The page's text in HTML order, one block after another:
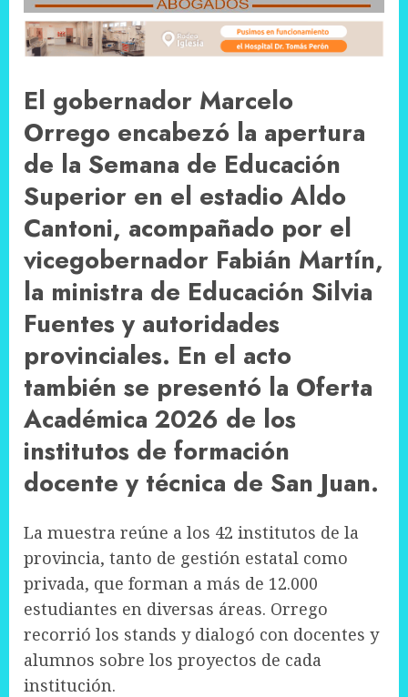
El gobernador Marcelo
Orrego encabezó la apertura
de la Semana de Educación
Superior en el estadio Aldo
Cantoni, acompañado por el
vicegobernador Fabián Martín,
la ministra de Educación Silvia
Fuentes y autoridades
provinciales. En el acto
también se presentó la Oferta
Académica 2026 de los
institutos de formación
docente y técnica de San Juan.
La muestra reúne a los 42 institutos de la
provincia, tanto de gestión estatal como
privada, que forman a más de 12.000
estudiantes en diversas áreas. Orrego
recorrió los stands y dialogó con docentes y
alumnos sobre los proyectos de cada
institución.